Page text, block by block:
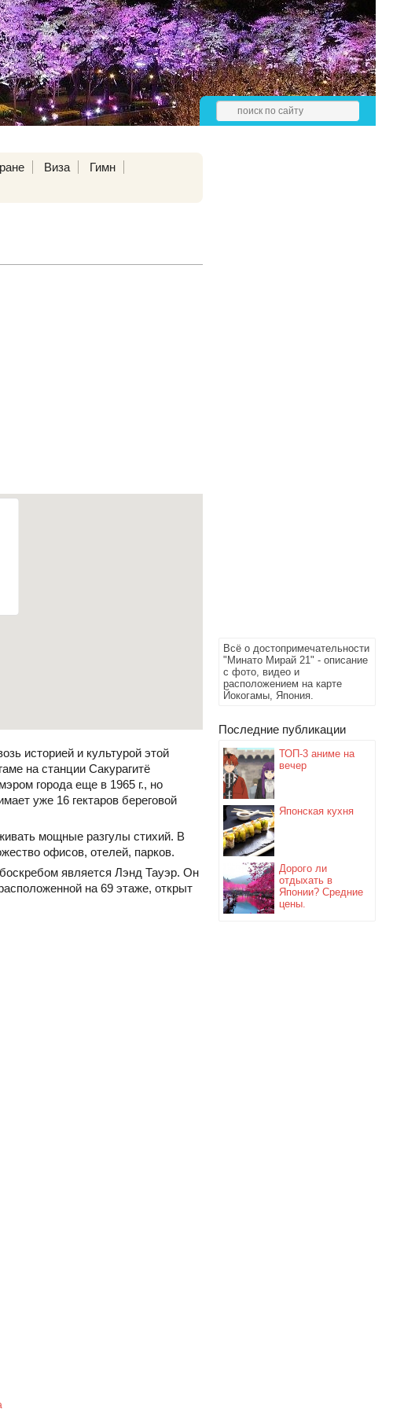
Всё о достопримечательности
"Минато Мирай 21" - описание
с фото, видео и
расположением на карте
Йокогамы, Япония.
Последние публикации
ТОП-3 аниме на
вечер
Японская кухня
Дорого ли
отдыхать в
Японии? Средние
цены.
Виза
Гимн
историей и культурой этой
на станции Сакурагитё
города еще в 1965 г., но
уже 16 гектаров береговой
мощные разгулы стихий. В
офисов, отелей, парков.
является Лэнд Тауэр. Он
на 69 этаже, открыт